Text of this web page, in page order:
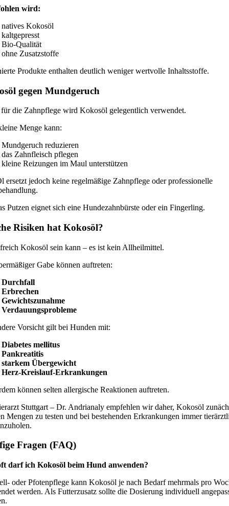
wird:
natives Kokosöl
kaltgepresst
Bio-Qualität
ohne Zusatzstoffe
Produkte enthalten deutlich weniger wertvolle Inhaltsstoffe.
gegen Mundgeruch
die Zahnpflege wird Kokosöl gelegentlich verwendet.
Menge kann:
Mundgeruch reduzieren
das Zahnfleisch pflegen
kleine Reizungen im Maul unterstützen
ersetzt jedoch keine regelmäßige Zahnpflege oder professionelle
Putzen eignet sich eine Hundezahnbürste oder ein Fingerling.
Risiken hat Kokosöl?
Kokosöl sein kann – es ist kein Allheilmittel.
Gabe können auftreten:
Durchfall
Erbrechen
Gewichtszunahme
Verdauungsprobleme
Vorsicht gilt bei Hunden mit:
Diabetes mellitus
Pankreatitis
starkem Übergewicht
Herz-Kreislauf-Erkrankungen
können selten allergische Reaktionen auftreten.
Stuttgart – Dr. Andrianaly empfehlen wir daher, Kokosöl
Mengen zu testen und bei bestehenden Erkrankungen immer
Fragen (FAQ)
darf ich Kokosöl beim Hund anwenden?
oder Pfotenpflege kann Kokosöl je nach Bedarf mehrmals pro
werden. Als Futterzusatz sollte die Dosierung individuell